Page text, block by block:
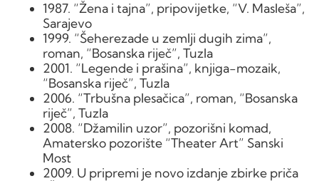
1987. “Žena i tajna”, pripovijetke, “V. Masleša”,
Sarajevo
1999. “Šeherezade u zemlji dugih zima”,
roman, “Bosanska riječ”, Tuzla
2001. “Legende i prašina”, knjiga-mozaik,
“Bosanska riječ”, Tuzla
2006. “Trbušna plesačica”, roman, “Bosanska
riječ”, Tuzla
2008. “Džamilin uzor”, pozorišni komad,
Amatersko pozorište “Theater Art” Sanski
Most
2009. U pripremi je novo izdanje zbirke priča